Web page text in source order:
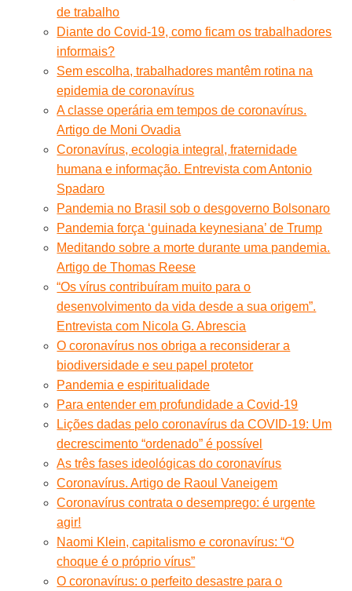
de trabalho
Diante do Covid-19, como ficam os trabalhadores
informais?
Sem escolha, trabalhadores mantêm rotina na
epidemia de coronavírus
A classe operária em tempos de coronavírus.
Artigo de Moni Ovadia
Coronavírus, ecologia integral, fraternidade
humana e informação. Entrevista com Antonio
Spadaro
Pandemia no Brasil sob o desgoverno Bolsonaro
Pandemia força ‘guinada keynesiana’ de Trump
Meditando sobre a morte durante uma pandemia.
Artigo de Thomas Reese
“Os vírus contribuíram muito para o
desenvolvimento da vida desde a sua origem”.
Entrevista com Nicola G. Abrescia
O coronavírus nos obriga a reconsiderar a
biodiversidade e seu papel protetor
Pandemia e espiritualidade
Para entender em profundidade a Covid-19
Lições dadas pelo coronavírus da COVID-19: Um
decrescimento “ordenado” é possível
As três fases ideológicas do coronavírus
Coronavírus. Artigo de Raoul Vaneigem
Coronavírus contrata o desemprego: é urgente
agir!
Naomi Klein, capitalismo e coronavírus: “O
choque é o próprio vírus”
O coronavírus: o perfeito desastre para o